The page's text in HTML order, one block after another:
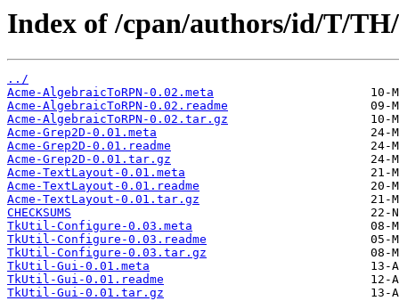
Index of /cpan/authors/id/T/
../
Acme-AlgebraicToRPN-0.02.meta
Acme-AlgebraicToRPN-0.02.readme
Acme-AlgebraicToRPN-0.02.tar.gz
Acme-Grep2D-0.01.meta
Acme-Grep2D-0.01.readme
Acme-Grep2D-0.01.tar.gz
Acme-TextLayout-0.01.meta
Acme-TextLayout-0.01.readme
Acme-TextLayout-0.01.tar.gz
CHECKSUMS
TkUtil-Configure-0.03.meta
TkUtil-Configure-0.03.readme
TkUtil-Configure-0.03.tar.gz
TkUtil-Gui-0.01.meta
TkUtil-Gui-0.01.readme
TkUtil-Gui-0.01.tar.gz